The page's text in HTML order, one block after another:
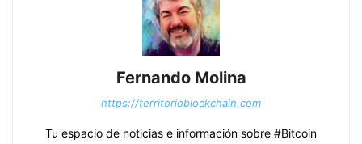
Fernando Molina
https://territorioblockchain.com
Tu espacio de noticias e información sobre #Bitcoin